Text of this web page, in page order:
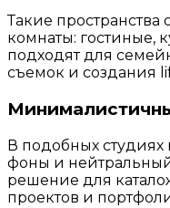
Такие
комнаты: гостиные,
подходят для
съемок и создания
В подобных студиях
фоны и
решение для
проектов и